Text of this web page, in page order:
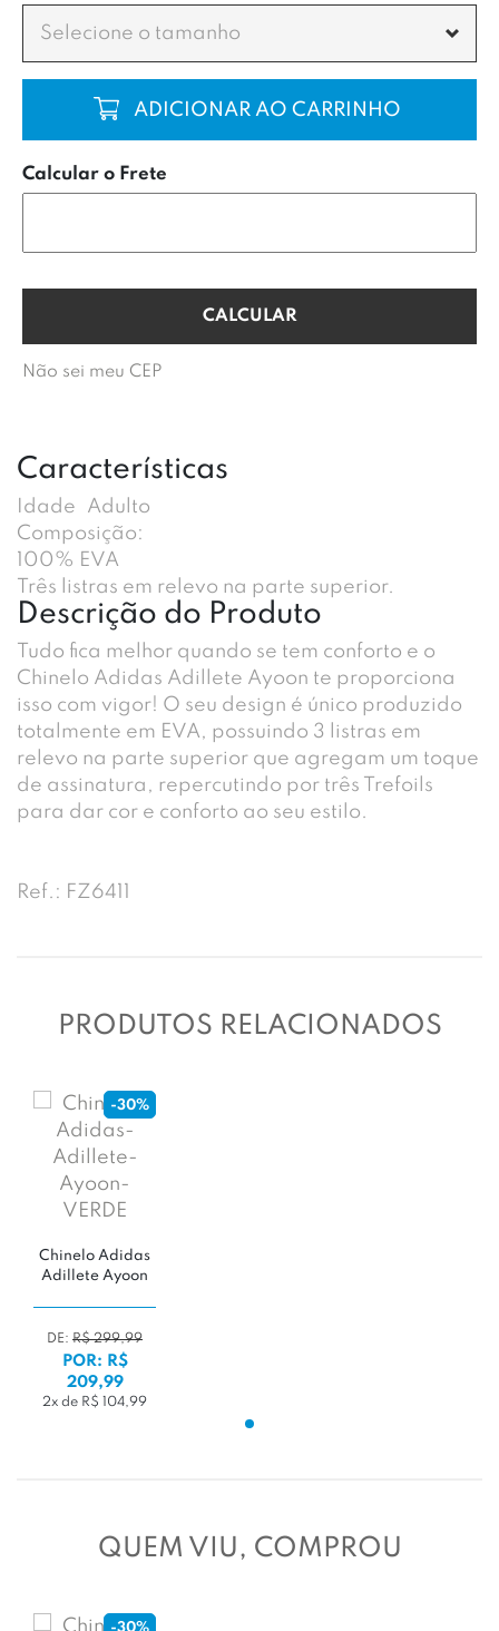
Selecione o tamanho
COMPRAR
Calcular o Frete
Não sei meu CEP
Características
Idade
Adulto
Composição:
100% EVA
Três listras em relevo na parte superior.
Descrição do Produto
Tudo fica melhor quando se tem conforto e o
Chinelo Adidas Adillete Ayoon te proporciona
isso com vigor! O seu design é único produzido
totalmente em EVA, possuindo 3 listras em
relevo na parte superior que agregam um toque
de assinatura, repercutindo por três Trefoils
para dar cor e conforto ao seu estilo.
Ref.: FZ6411
PRODUTOS RELACIONADOS
-30%
Chinelo Adidas
Adillete Ayoon
DE: R$ 299,99
POR: R$
209,99
2x de R$ 104,99
QUEM VIU, COMPROU
-30%